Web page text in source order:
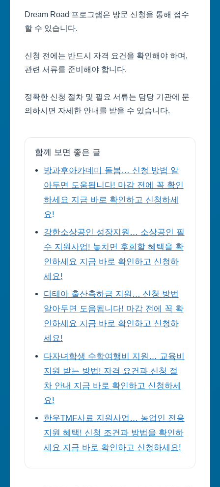
Dream Road 프로그램은 방문 신청을 통해 접수
할 수 있습니다.
신청 전에는 반드시 자격 요건을 확인해야 하며,
관련 서류를 준비해야 합니다.
정확한 신청 절차 및 필요 서류는 담당 기관에 문
의하시면 자세한 안내를 받을 수 있습니다.
함께 보면 좋은 글
방과후아카데미 돌봄… 신청 방법 알
아두면 도움됩니다! 마감 전에 꼭 확인
하세요 지금 바로 확인하고 신청하세
요!
강한소상공인 성장지원… 소상공인 필
수 지원사업! 놓치면 후회할 혜택을 확
인하세요 지금 바로 확인하고 신청하
세요!
다태아 출산축하금 지원… 신청 방법
알아두면 도움됩니다! 마감 전에 꼭 확
인하세요 지금 바로 확인하고 신청하
세요!
다자녀학생 수학여행비 지원… 교육비
지원 받는 방법! 자격 요건과 신청 절
차 안내 지금 바로 확인하고 신청하세
요!
한우TMF사료 지원사업… 농업인 전용
지원 혜택! 신청 조건과 방법을 확인하
세요 지금 바로 확인하고 신청하세요!